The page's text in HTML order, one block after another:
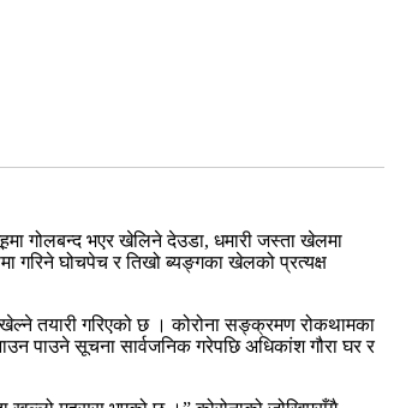
गोलबन्द भएर खेलिने देउडा, धमारी जस्ता खेलमा
गरिने घोचपेच र तिखो ब्यङ्गका खेलको प्रत्यक्ष
खेल्ने तयारी गरिएको छ । कोरोना सङ्क्रमण रोकथामका
पाउने सूचना सार्वजनिक गरेपछि अधिकांश गौरा घर र